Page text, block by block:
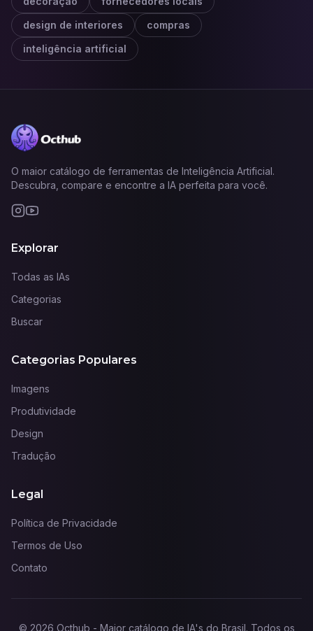
design de interiores
compras
inteligência artificial
O maior catálogo de ferramentas de Inteligência Artificial.
Descubra, compare e encontre a IA perfeita para você.
Explorar
Todas as IAs
Categorias
Buscar
Categorias Populares
Imagens
Produtividade
Design
Tradução
Legal
Política de Privacidade
Termos de Uso
Contato
© 2026 Octhub - Maior catálogo de IA's do Brasil. Todos os